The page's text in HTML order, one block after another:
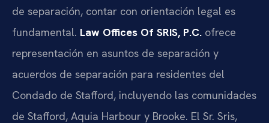
de separación, contar con orientación legal es
fundamental. Law Offices Of SRIS, P.C. ofrece
representación en asuntos de separación y
acuerdos de separación para residentes del
Condado de Stafford, incluyendo las comunidades
de Stafford, Aquia Harbour y Brooke. El Sr. Sris,